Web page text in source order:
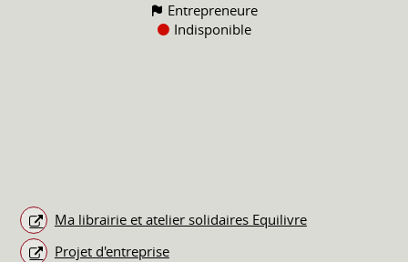
Entrepreneure
Indisponible
Ma librairie et atelier solidaires Equilivre
Projet d'entreprise